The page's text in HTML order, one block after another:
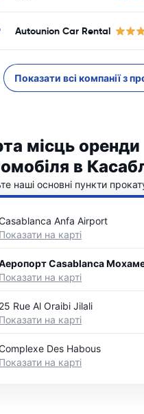
Autounion Car Rental
Показати всі компанії з
місць оренди
в
наші основні пункти
Anfa Airport
Показати на карті
Casablanca
Показати на карті
25 Rue Al Oraibi Jilali
Показати на карті
Des Habous
Показати на карті